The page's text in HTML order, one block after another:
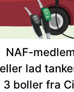
NAF-
eller lad
3 boller fra